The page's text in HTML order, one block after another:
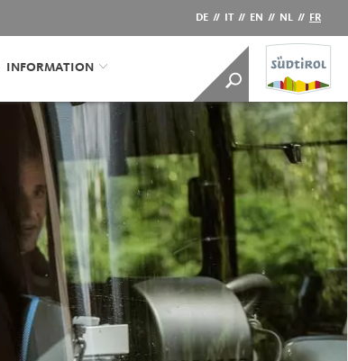
DE // IT // EN // NL // FR
INFORMATION